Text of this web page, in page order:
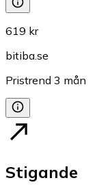
619 kr
bitiba.se
Pristrend 3 mån
Stigande